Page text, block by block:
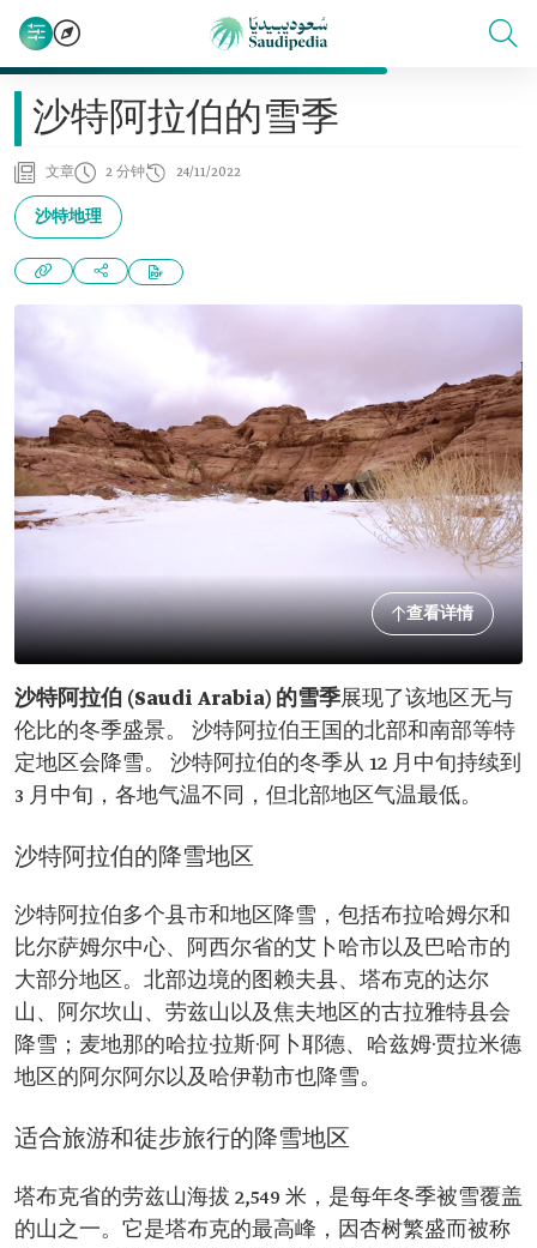
沙特阿拉伯的雪季
文章 2 分钟 24/11/2022
沙特地理
查看详情
沙特阿拉伯 (Saudi Arabia) 的雪季展现了该地区无与
伦比的冬季盛景。 沙特阿拉伯王国的北部和南部等特
定地区会降雪。 沙特阿拉伯的冬季从 12 月中旬持续到
3 月中旬，各地气温不同，但北部地区气温最低。
沙特阿拉伯的降雪地区
沙特阿拉伯多个县市和地区降雪，包括布拉哈姆尔和
比尔萨姆尔中心、阿西尔省的艾卜哈市以及巴哈市的
大部分地区。北部边境的图赖夫县、塔布克的达尔
山、阿尔坎山、劳兹山以及焦夫地区的古拉雅特县会
降雪；麦地那的哈拉·拉斯·阿卜耶德、哈兹姆·贾拉米德
地区的阿尔阿尔以及哈伊勒市也降雪。
适合旅游和徒步旅行的降雪地区
塔布克省的劳兹山海拔 2,549 米，是每年冬季被雪覆盖
的山之一。它是塔布克的最高峰，因杏树繁盛而被称